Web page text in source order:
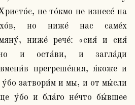
не то́кмо не изнесе́ на
но ниже́ нас саме́х
ниже́ рече́: «сия́ и сия́
и оста́ви, и загла́ди
прегреше́ния, я́коже и
затвори́м и мы, и от мы́сли
у́бо и бла́го не́что бы́вшее